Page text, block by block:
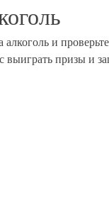
и
выиграть призы и